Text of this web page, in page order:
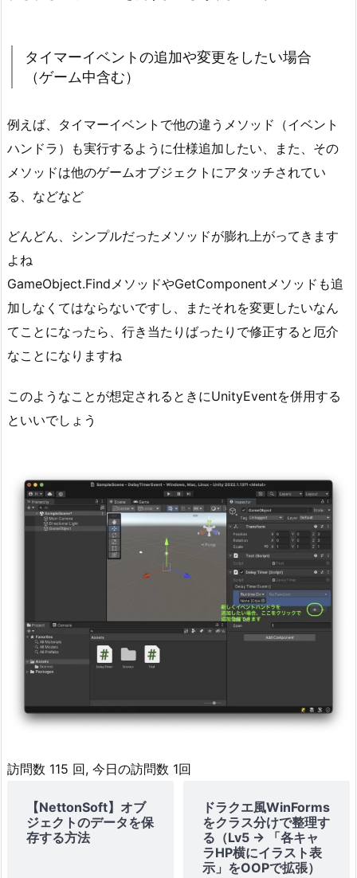
タイマーイベントの追加や変更をしたい場合
（ゲーム中含む）
例えば、タイマーイベントで他の違うメソッド（イベント
ハンドラ）も実行するように仕様追加したい、また、その
メソッドは他のゲームオブジェクトにアタッチされてい
る、などなど
どんどん、シンプルだったメソッドが膨れ上がってきます
よね
GameObject.FindメソッドやGetComponentメソッドも追
加しなくてはならないですし、またそれを変更したいなん
てことになったら、行き当たりばったりで修正すると厄介
なことになりますね
このようなことが想定されるときにUnityEventを併用する
といいでしょう
訪問数 115 回, 今日の訪問数 1回
【NettonSoft】オブ
ジェクトのデータを保
存する方法
ドラクエ風WinForms
をクラス分けで整理す
る（Lv5 → 「各キャ
ラHP横にイラスト表
示」をOOPで拡張）